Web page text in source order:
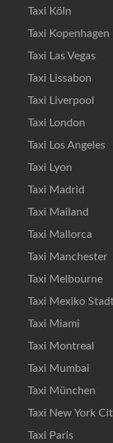
Taxi Köln
Taxi Kopenhagen
Taxi Las Vegas
Taxi Lissabon
Taxi Liverpool
Taxi London
Taxi Los Angeles
Taxi Lyon
Taxi Madrid
Taxi Mailand
Taxi Mallorca
Taxi Manchester
Taxi Melbourne
Taxi Mexiko
Taxi Miami
Taxi Montreal
Taxi Mumbai
Taxi München
Taxi New York
Taxi Paris